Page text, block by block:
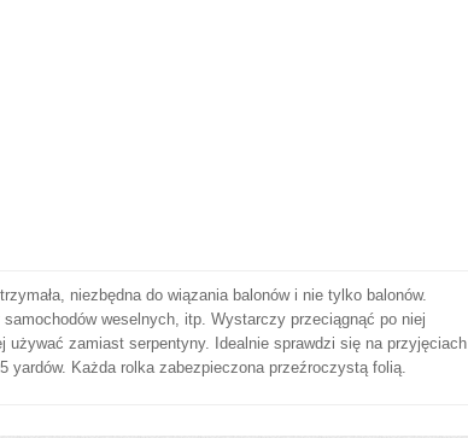
niezbędna do wiązania balonów i nie tylko balonów.
weselnych, itp. Wystarczy przeciągnąć po niej
używać zamiast serpentyny. Idealnie sprawdzi się na przyjęciach
yardów. Każda rolka zabezpieczona przeźroczystą folią.